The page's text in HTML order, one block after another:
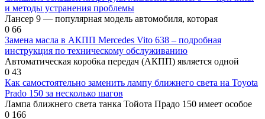
и методы устранения проблемы
Лансер 9 — популярная модель автомобиля, которая
0 66
Замена масла в АКПП Mercedes Vito 638 – подробная
инструкция по техническому обслуживанию
Автоматическая коробка передач (АКПП) является одной
0 43
Как самостоятельно заменить лампу ближнего света на Toyota
Prado 150 за несколько шагов
Лампа ближнего света танка Тойота Прадо 150 имеет особое
0 166